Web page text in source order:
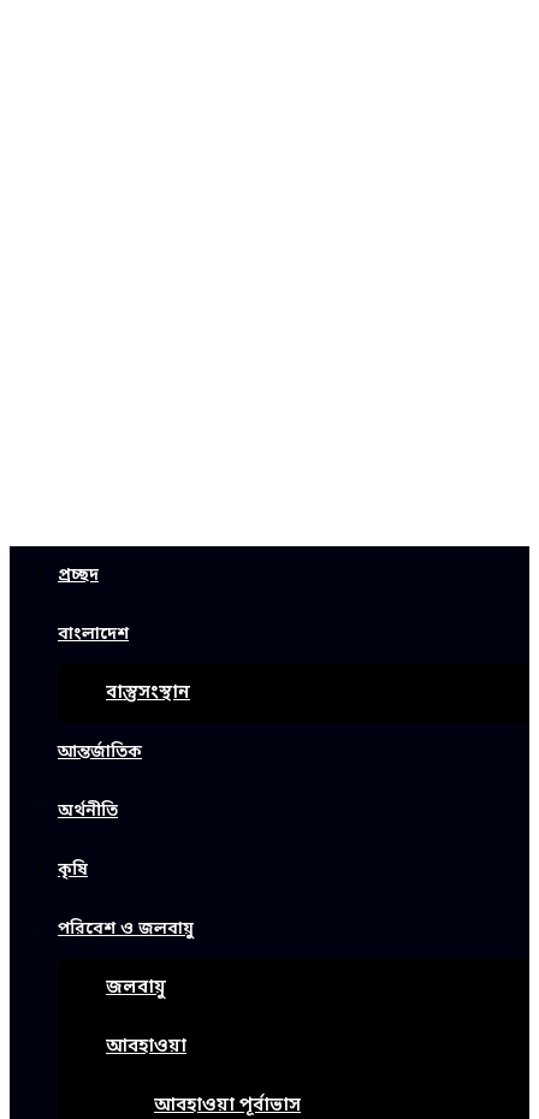
প্রচ্ছদ
বাংলাদেশ
বাস্তুসংস্থান
আন্তর্জাতিক
অর্থনীতি
কৃষি
পরিবেশ ও জলবায়ু
জলবায়ু
আবহাওয়া
আবহাওয়া পূর্বাভাস